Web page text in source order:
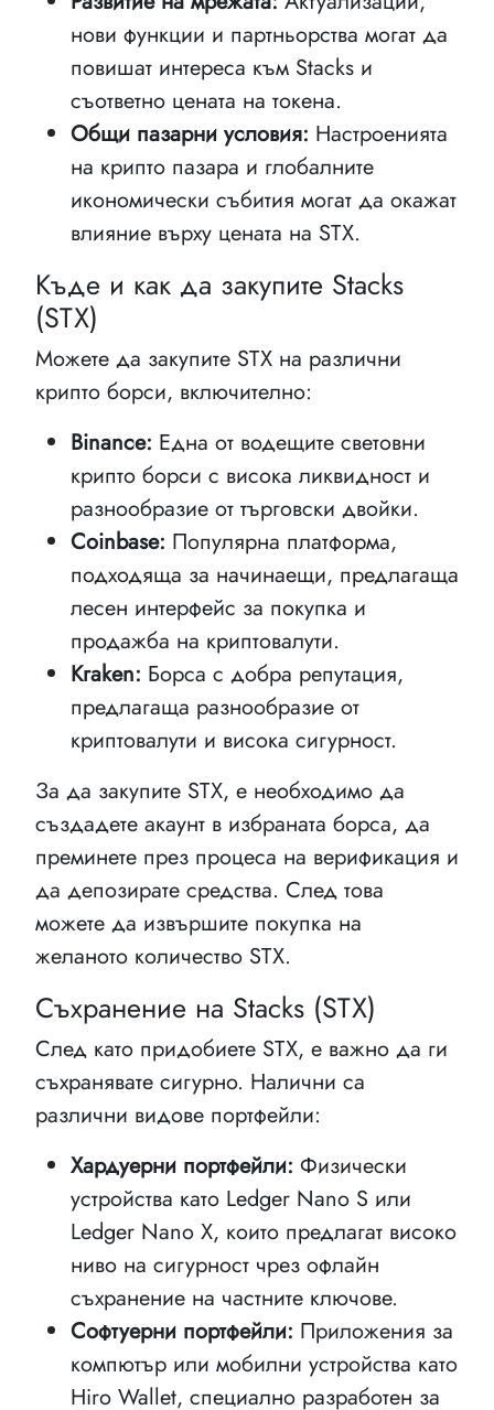
нови функции и партньорства могат да
повишат интереса към Stacks и
съответно цената на токена.
Общи пазарни условия: Настроенията
на крипто пазара и глобалните
икономически събития могат да окажат
влияние върху цената на STX.
Къде и как да закупите Stacks
(STX)
Можете да закупите STX на различни
крипто борси, включително:
Binance: Една от водещите световни
крипто борси с висока ликвидност и
разнообразие от търговски двойки.
Coinbase: Популярна платформа,
подходяща за начинаещи, предлагаща
лесен интерфейс за покупка и
продажба на криптовалути.
Kraken: Борса с добра репутация,
предлагаща разнообразие от
криптовалути и висока сигурност.
За да закупите STX, е необходимо да
създадете акаунт в избраната борса, да
преминете през процеса на верификация и
да депозирате средства. След това
можете да извършите покупка на
желаното количество STX.
Съхранение на Stacks (STX)
След като придобиете STX, е важно да ги
съхранявате сигурно. Налични са
различни видове портфейли:
Хардуерни портфейли: Физически
устройства като Ledger Nano S или
Ledger Nano X, които предлагат високо
ниво на сигурност чрез офлайн
съхранение на частните ключове.
Софтуерни портфейли: Приложения за
компютър или мобилни устройства като
Hiro Wallet, специално разработен за